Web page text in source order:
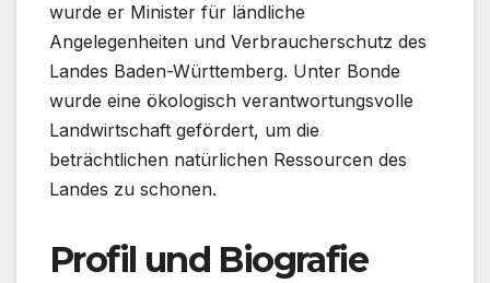
wurde er Minister für ländliche
Angelegenheiten und Verbraucherschutz des
Landes Baden-Württemberg. Unter Bonde
wurde eine ökologisch verantwortungsvolle
Landwirtschaft gefördert, um die
beträchtlichen natürlichen Ressourcen des
Landes zu schonen.
Profil und Biografie